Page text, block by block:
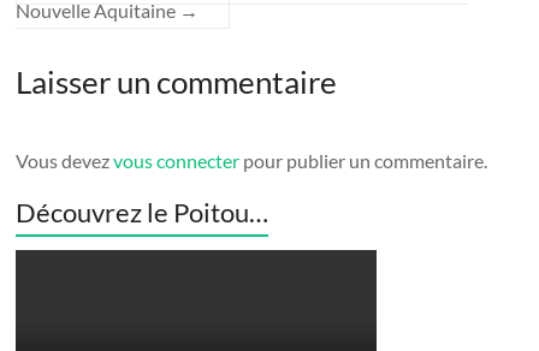
Nouvelle Aquitaine →
Laisser un commentaire
Vous devezvous connecter pour publier un commentaire.
Découvrez le Poitou…